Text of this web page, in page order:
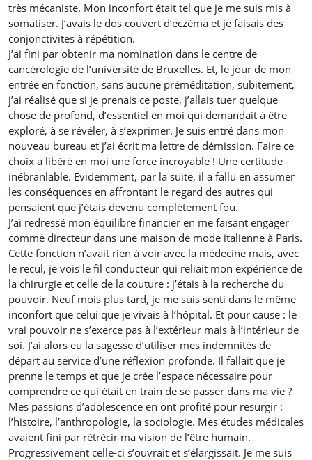
très mécaniste. Mon inconfort était tel que je me suis mis à
somatiser. J’avais le dos couvert d’eczéma et je faisais des
conjonctivites à répétition.
J’ai fini par obtenir ma nomination dans le centre de
cancérologie de l’université de Bruxelles. Et, le jour de mon
entrée en fonction, sans aucune préméditation, subitement,
j’ai réalisé que si je prenais ce poste, j’allais tuer quelque
chose de profond, d’essentiel en moi qui demandait à être
exploré, à se révéler, à s’exprimer. Je suis entré dans mon
nouveau bureau et j’ai écrit ma lettre de démission. Faire ce
choix a libéré en moi une force incroyable ! Une certitude
inébranlable. Evidemment, par la suite, il a fallu en assumer
les conséquences en affrontant le regard des autres qui
pensaient que j’étais devenu complètement fou.
J’ai redressé mon équilibre financier en me faisant engager
comme directeur dans une maison de mode italienne à Paris.
Cette fonction n’avait rien à voir avec la médecine mais, avec
le recul, je vois le fil conducteur qui reliait mon expérience de
la chirurgie et celle de la couture : j’étais à la recherche du
pouvoir. Neuf mois plus tard, je me suis senti dans le même
inconfort que celui que je vivais à l’hôpital. Et pour cause : le
vrai pouvoir ne s’exerce pas à l’extérieur mais à l’intérieur de
soi. J’ai alors eu la sagesse d’utiliser mes indemnités de
départ au service d’une réflexion profonde. Il fallait que je
prenne le temps et que je crée l’espace nécessaire pour
comprendre ce qui était en train de se passer dans ma vie ?
Mes passions d’adolescence en ont profité pour resurgir :
l’histoire, l’anthropologie, la sociologie. Mes études médicales
avaient fini par rétrécir ma vision de l’être humain.
Progressivement celle-ci s’ouvrait et s’élargissait. Je me suis